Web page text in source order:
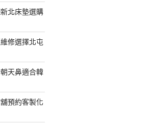
北床墊選購
修選擇北屯
天鼻適合韓
預約客製化